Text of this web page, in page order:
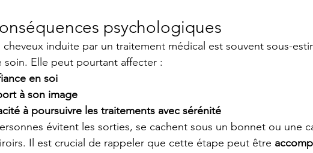
psychologiques
cheveux induite par un traitement médical est souvent sous-
soin. Elle peut pourtant affecter :
en soi
à son image
à poursuivre les traitements avec sérénité
évitent les sorties, se cachent sous un bonnet ou une
Il est crucial de rappeler que cette étape peut être